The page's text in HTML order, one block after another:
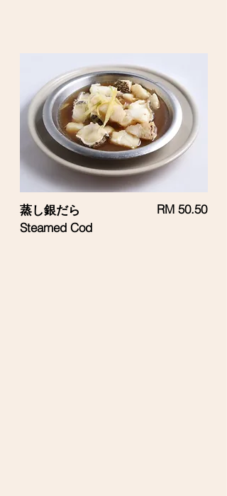
蒸し銀だら
RM 50.50
Steamed Cod